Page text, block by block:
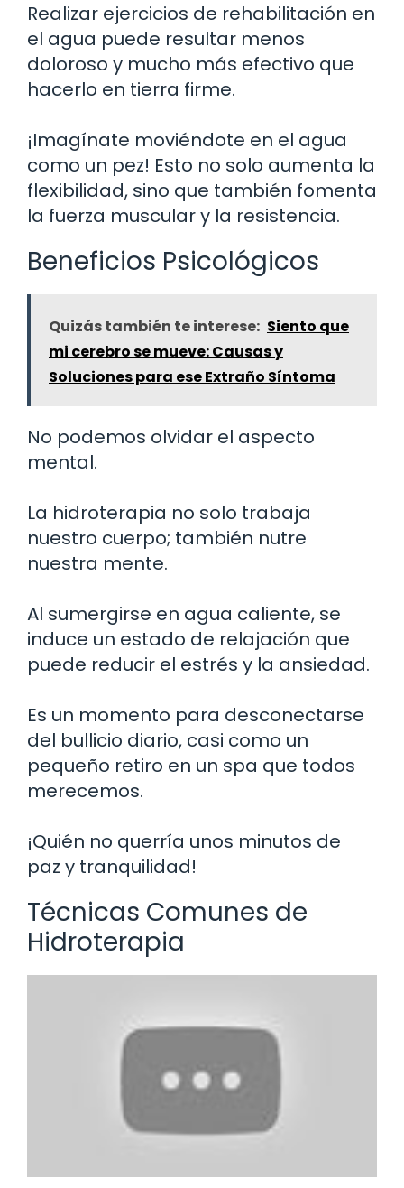
Realizar ejercicios de rehabilitación en
el agua puede resultar menos
doloroso y mucho más efectivo que
hacerlo en tierra firme.
¡Imagínate moviéndote en el agua
como un pez! Esto no solo aumenta la
flexibilidad, sino que también fomenta
la fuerza muscular y la resistencia.
Beneficios Psicológicos
Quizás también te interese: Siento que
mi cerebro se mueve: Causas y
Soluciones para ese Extraño Síntoma
No podemos olvidar el aspecto
mental.
La hidroterapia no solo trabaja
nuestro cuerpo; también nutre
nuestra mente.
Al sumergirse en agua caliente, se
induce un estado de relajación que
puede reducir el estrés y la ansiedad.
Es un momento para desconectarse
del bullicio diario, casi como un
pequeño retiro en un spa que todos
merecemos.
¡Quién no querría unos minutos de
paz y tranquilidad!
Técnicas Comunes de
Hidroterapia